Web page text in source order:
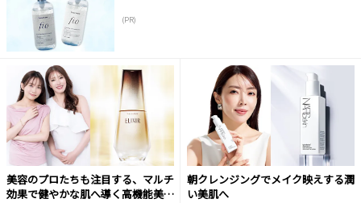
(PR)
美容のプロたちも注目する、マルチ
効果で健やかな肌へ導く高機能美容
朝クレンジングでメイク映えする潤
い美肌へ